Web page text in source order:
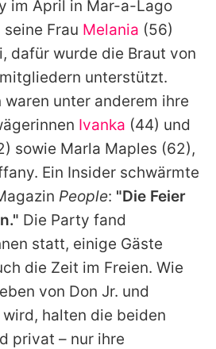
im April in Mar-a-Lago
Frau Melania (56)
dafür wurde die Braut von
unterstützt.
waren unter anderem ihre
Ivanka (44) und
sowie Marla Maples (62),
. Ein Insider schwärmte
People: "Die Feier
Die Party fand
statt, einige Gäste
die Zeit im Freien. Wie
von Don Jr. und
halten die beiden
privat – nur ihre